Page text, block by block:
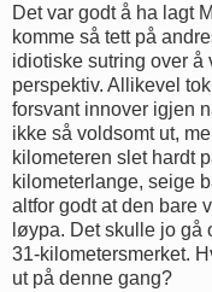
Det var godt å ha lagt
komme så tett på
idiotiske sutring over
perspektiv. Allikevel
forsvant innover igjen
ikke så voldsomt ut,
kilometeren slet hardt
kilometerlange, seige
altfor godt at den bare
løypa. Det skulle jo gå
31-kilometersmerket.
ut på denne gang?